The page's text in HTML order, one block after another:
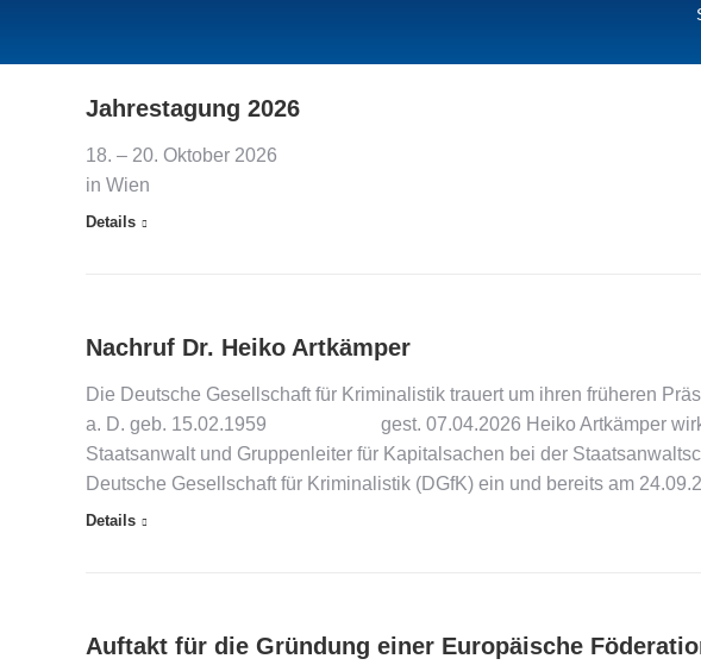
Jahrestagung 2026
18. – 20. Oktober 2026
in Wien
Details
Nachruf Dr. Heiko Artkämper
Die Deutsche Gesellschaft für Kriminalistik trauert um ihren früheren
a. D. geb. 15.02.1959 gest. 07.04.2026 Heiko Artkämper wirkte
Staatsanwalt und Gruppenleiter für Kapitalsachen bei der
Deutsche Gesellschaft für Kriminalistik (DGfK) ein und bereits am
Details
Auftakt für die Gründung einer Europäische